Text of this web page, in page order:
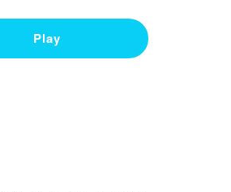
Play